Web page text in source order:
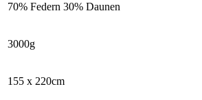
70% Federn 30% Daunen
3000g
155 x 220cm